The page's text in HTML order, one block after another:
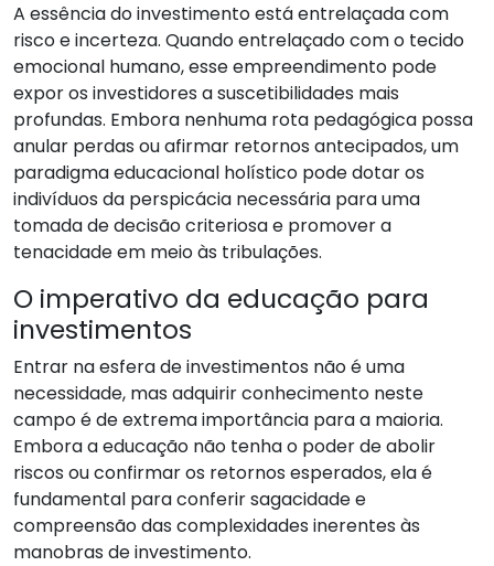
A essência do investimento está entrelaçada com
risco e incerteza. Quando entrelaçado com o tecido
emocional humano, esse empreendimento pode
expor os investidores a suscetibilidades mais
profundas. Embora nenhuma rota pedagógica possa
anular perdas ou afirmar retornos antecipados, um
paradigma educacional holístico pode dotar os
indivíduos da perspicácia necessária para uma
tomada de decisão criteriosa e promover a
tenacidade em meio às tribulações.
O imperativo da educação para
investimentos
Entrar na esfera de investimentos não é uma
necessidade, mas adquirir conhecimento neste
campo é de extrema importância para a maioria.
Embora a educação não tenha o poder de abolir
riscos ou confirmar os retornos esperados, ela é
fundamental para conferir sagacidade e
compreensão das complexidades inerentes às
manobras de investimento.